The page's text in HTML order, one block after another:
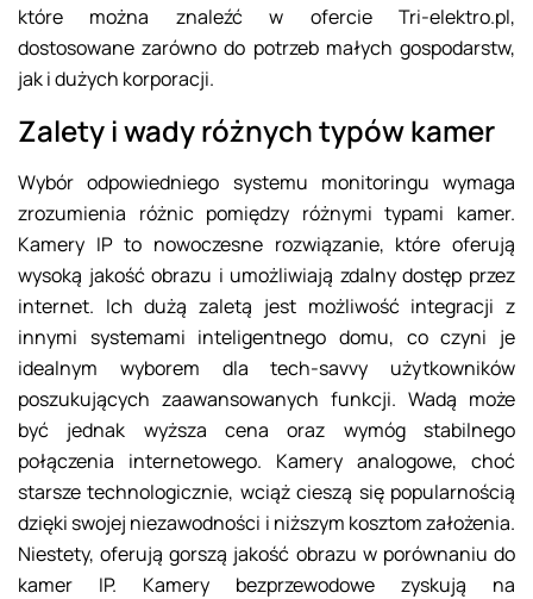
które można znaleźć w ofercie Tri-elektro.pl,
dostosowane zarówno do potrzeb małych gospodarstw,
jak i dużych korporacji.
Zalety i wady różnych typów kamer
Wybór odpowiedniego systemu monitoringu wymaga
zrozumienia różnic pomiędzy różnymi typami kamer.
Kamery IP to nowoczesne rozwiązanie, które oferują
wysoką jakość obrazu i umożliwiają zdalny dostęp przez
internet. Ich dużą zaletą jest możliwość integracji z
innymi systemami inteligentnego domu, co czyni je
idealnym wyborem dla tech-savvy użytkowników
poszukujących zaawansowanych funkcji. Wadą może
być jednak wyższa cena oraz wymóg stabilnego
połączenia internetowego. Kamery analogowe, choć
starsze technologicznie, wciąż cieszą się popularnością
dzięki swojej niezawodności i niższym kosztom założenia.
Niestety, oferują gorszą jakość obrazu w porównaniu do
kamer IP. Kamery bezprzewodowe zyskują na